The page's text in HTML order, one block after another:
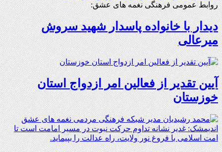
روابط عمومی فرهنگی نغمه های عشق:
دیدار با خانواده پاسدار شهید سروش
میرعالی
آیین تقدیر از فعالین امر ازدواج استان
خوزستان